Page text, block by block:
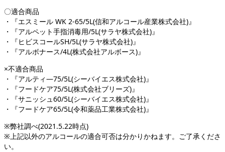
〇適合商品
・『エスミール WK 2-65/5L(信和アルコール産業株式会社)』
・『アルペット手指消毒用/5L(サラヤ株式会社)』
・『ヒビスコールSH/5L(サラヤ株式会社)』
・『アルボナース/4L(株式会社アルボース)』
×不適合商品
・『アルティ―75/5L(シーバイエス株式会社)』
・『フードケア75/5L(株式会社ブリーズ)』
・『サニッシュ60/5L(シーバイエス株式会社)』
・『フードケア65/5L(令和薬品工業株式会社)』
※弊社調べ(2021.5.22時点)
※上記以外のアルコールの適合可否は分かりかねます。ご了承くださ
い。